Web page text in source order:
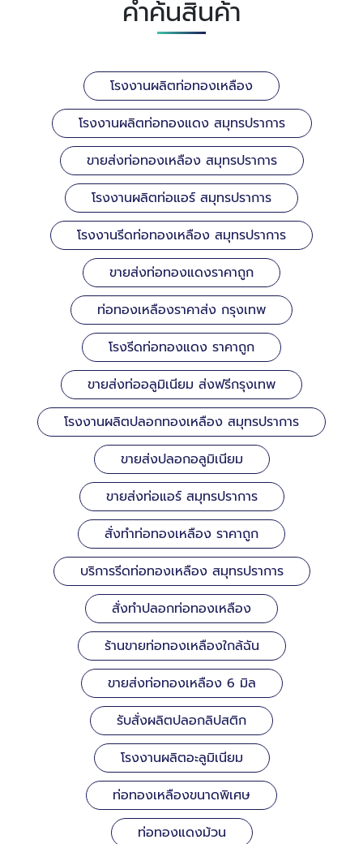
คำค้นสินค้า
โรงงานผลิตท่อทองเหลือง
โรงงานผลิตท่อทองแดง สมุทรปราการ
ขายส่งท่อทองเหลือง สมุทรปราการ
โรงงานผลิตท่อแอร์ สมุทรปราการ
โรงงานรีดท่อทองเหลือง สมุทรปราการ
ขายส่งท่อทองแดงราคาถูก
ท่อทองเหลืองราคาส่ง กรุงเทพ
โรงรีดท่อทองแดง ราคาถูก
ขายส่งท่ออลูมิเนียม ส่งฟรีกรุงเทพ
โรงงานผลิตปลอกทองเหลือง สมุทรปราการ
ขายส่งปลอกอลูมิเนียม
ขายส่งท่อแอร์ สมุทรปราการ
สั่งทำท่อทองเหลือง ราคาถูก
บริการรีดท่อทองเหลือง สมุทรปราการ
สั่งทำปลอกท่อทองเหลือง
ร้านขายท่อทองเหลืองใกล้ฉัน
ขายส่งท่อทองเหลือง 6 มิล
รับสั่งผลิตปลอกลิปสติก
โรงงานผลิตอะลูมิเนียม
ท่อทองเหลืองขนาดพิเศษ
ท่อทองแดงม้วน